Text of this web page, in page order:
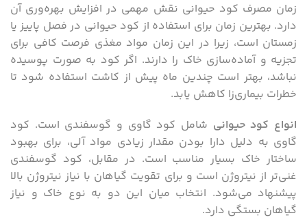
زمان مصرف کود حیوانی نقش مهمی در افزایش بهره‌وری آن
دارد. بهترین زمان برای استفاده از کود حیوانی در فصل پاییز یا
زمستان است، زیرا در این زمان مواد مغذی فرصت کافی برای
تجزیه و آماده‌سازی خاک را دارند. اگر کود به صورت پوسیده
نباشد، بهتر است چندین ماه پیش از کاشت استفاده شود تا
خطرات بیماری‌زا کاهش یابد.
انواع کود حیوانی شامل کود گاوی و گوسفندی است. کود
گاوی به دلیل دارا بودن مقدار زیادی مواد آلی، برای بهبود
ساختار خاک بسیار مناسب است. در مقابل، کود گوسفندی
غنی‌تر از نیتروژن است و برای تقویت گیاهان با نیاز نیتروژن بالا
پیشنهاد می‌شود. انتخاب میان این دو به نوع خاک و نیاز
گیاهان بستگی دارد.